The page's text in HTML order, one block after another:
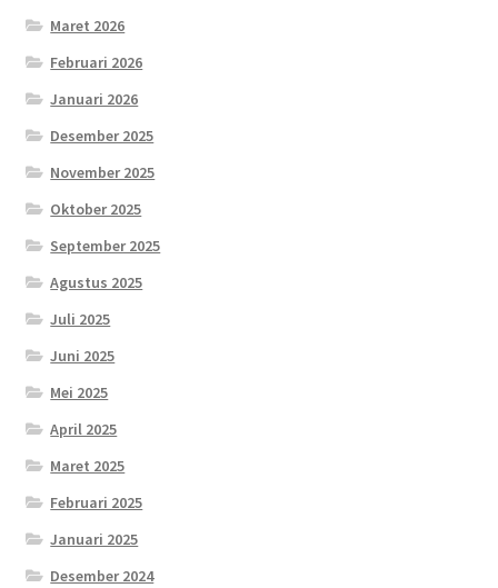
Maret 2026
Februari 2026
Januari 2026
Desember 2025
November 2025
Oktober 2025
September 2025
Agustus 2025
Juli 2025
Juni 2025
Mei 2025
April 2025
Maret 2025
Februari 2025
Januari 2025
Desember 2024